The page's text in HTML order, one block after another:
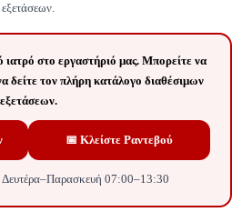
εξετάσεων.
στο εργαστήριό μας. Μπορείτε να
δείτε τον πλήρη κατάλογο διαθέσιμων
εξετάσεων.
📅 Κλείστε Ραντεβού
07:00–13:30